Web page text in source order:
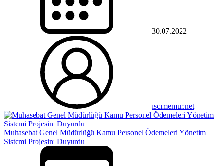
30.07.2022
iscimemur.net
Muhasebat Genel Müdürlüğü Kamu Personel Ödemeleri Yönetim
Sistemi Projesini Duyurdu